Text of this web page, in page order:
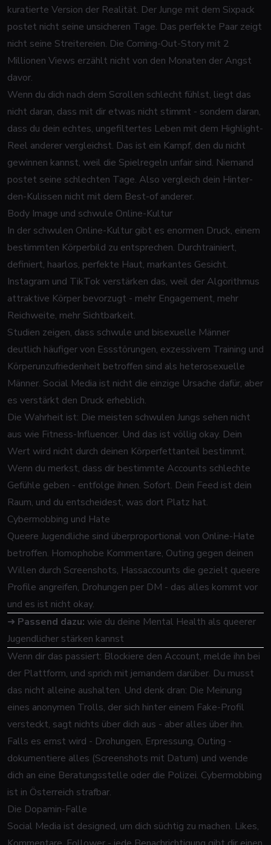
kuratierte Version der Realität. Der Junge mit dem Sixpack
postet nicht seine unsicheren Tage. Das perfekte Paar zeigt
nicht seine Streitereien. Die Coming-Out-Story mit 2
Millionen Views erzählt nicht von den Monaten der Angst
davor.
Wenn du dich nach dem Scrollen schlecht fühlst, liegt das
nicht daran, dass mit dir etwas nicht stimmt - sondern daran,
dass du dein echtes, ungefiltertes Leben mit dem Highlight-
Reel anderer vergleichst. Das ist ein Kampf, den du nicht
gewinnen kannst, weil die Spielregeln unfair sind. Niemand
postet seine schlechten Tage. Also vergleich dein Hinter-
den-Kulissen nicht mit dem Best-of anderer.
Body Image und schwule Online-Kultur
In der schwulen Online-Kultur gibt es enormen Druck, einem
bestimmten Körperbild zu entsprechen. Durchtrainiert,
definiert, haarlos, perfekte Haut, markantes Gesicht.
Instagram und TikTok verstärken das, weil der Algorithmus
attraktive Körper bevorzugt - mehr Engagement, mehr
Reichweite, mehr Sichtbarkeit.
Studien zeigen, dass schwule und bisexuelle Männer
deutlich häufiger von Essstörungen, exzessivem Training und
Körperunzufriedenheit betroffen sind als heterosexuelle
Männer. Social Media ist nicht die einzige Ursache dafür, aber
es verstärkt den Druck erheblich.
Die Wahrheit ist: Die meisten schwulen Jungs sehen nicht
aus wie Fitness-Influencer. Und das ist völlig okay. Dein
Wert wird nicht durch deinen Körperfettanteil bestimmt.
Wenn du merkst, dass dir bestimmte Accounts schlechte
Gefühle geben - entfolge ihnen. Sofort. Dein Feed ist dein
Raum, und du entscheidest, was dort Platz hat.
Cybermobbing und Hate
Queere Jugendliche sind überproportional von Online-Hate
betroffen. Homophobe Kommentare, Outing gegen deinen
Willen durch Screenshots, Hassaccounts die gezielt queere
Profile angreifen, Drohungen per DM - das alles kommt vor
und es ist nicht okay.
➜ Passend dazu: wie du deine Mental Health als queerer
Jugendlicher stärken kannst
Wenn dir das passiert: Blockiere den Account, melde ihn bei
der Plattform, und sprich mit jemandem darüber. Du musst
das nicht alleine aushalten. Und denk dran: Die Meinung
eines anonymen Trolls, der sich hinter einem Fake-Profil
versteckt, sagt nichts über dich aus - aber alles über ihn.
Falls es ernst wird - Drohungen, Erpressung, Outing -
dokumentiere alles (Screenshots mit Datum) und wende
dich an eine Beratungsstelle oder die Polizei. Cybermobbing
ist in Österreich strafbar.
Die Dopamin-Falle
Social Media ist designed, um dich süchtig zu machen. Likes,